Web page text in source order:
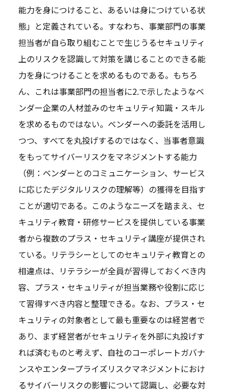
能力を身につけること、あるいは身につけている状
態」と定義されている。すなわち、事業部門の事業
担当者が自ら取り組むことで生じうるセキュリティ
上のリスクを認識して対策を講じることのできる能
力を身につけることを求めるものである。もちろ
ん、これは事業部門の担当者に2.で示したようなベ
ンダー企業の人材並みのセキュリティ知識・スキル
を求めるものではない。ベンダーへの委託を活用し
つつ、すべてを丸投げするのではなく、当事者意識
をもってサイバーリスクをマネジメントする能力
（例：ベンダーとのコミュニケーション、サービス
に応じたデジタルリスクの理解等）の獲得を目指す
ことが適切である。このようなニーズを踏まえ、セ
キュリティ教育・研修サービスを提供している事業
者から複数のプラス・セキュリティ講座が提供され
ている。リテラシーとしてのセキュリティ教育との
相違点は、リテラシーが全員が習得しておくべき内
容、プラス・セキュリティが担当業務や役割に応じ
て習得すべき内容と整理できる。なお、プラス・セ
キュリティの対象者として最も重要なのは経営者で
あり、まず経営者がセキュリティを外部に丸投げす
れば済むものと考えず、自社のコーポレートガバナ
ンスやエンタープライズリスクマネジメントにおけ
るサイバーリスクの影響について認識し、必要な対